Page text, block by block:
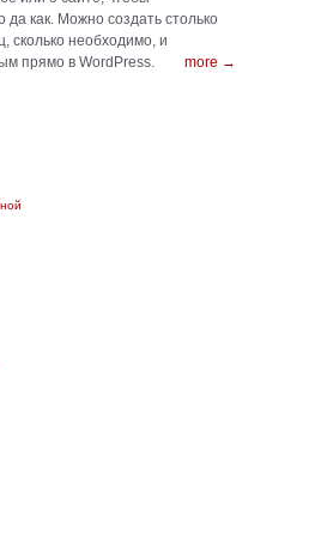
да как. Можно создать столько
сколько необходимо, и
прямо в WordPress.
more →